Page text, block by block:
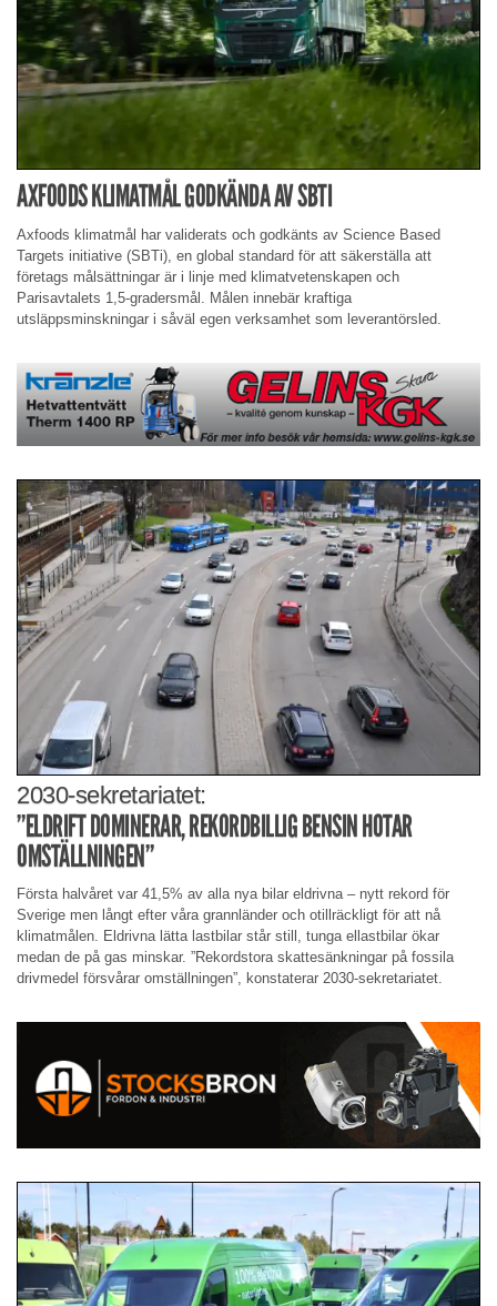
AXFOODS KLIMATMÅL GODKÄNDA AV SBTI
Axfoods klimatmål har validerats och godkänts av Science Based
Targets initiative (SBTi), en global standard för att säkerställa att
företags målsättningar är i linje med klimatvetenskapen och
Parisavtalets 1,5-gradersmål. Målen innebär kraftiga
utsläppsminskningar i såväl egen verksamhet som leverantörsled.
2030-sekretariatet:
”ELDRIFT DOMINERAR, REKORDBILLIG BENSIN HOTAR
OMSTÄLLNINGEN”
Första halvåret var 41,5% av alla nya bilar eldrivna – nytt rekord för
Sverige men långt efter våra grannländer och otillräckligt för att nå
klimatmålen. Eldrivna lätta lastbilar står still, tunga ellastbilar ökar
medan de på gas minskar. ”Rekordstora skattesänkningar på fossila
drivmedel försvårar omställningen”, konstaterar 2030-sekretariatet.